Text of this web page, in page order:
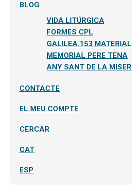
BLOG
VIDA LITÚRGICA
FORMES CPL
GALILEA.153 MATERIAL
MEMORIAL PERE TENA
ANY SANT DE LA
CONTACTE
EL MEU COMPTE
CERCAR
CAT
ESP